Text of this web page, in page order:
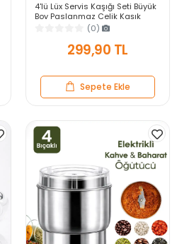
4'lü Lüx Servis Kaşığı Seti Büyük
Boy Paslanmaz Çelik Kaşık
Salata Yemek Mutfak Kaşığı
(0)
299,90 TL
Sepete Ekle